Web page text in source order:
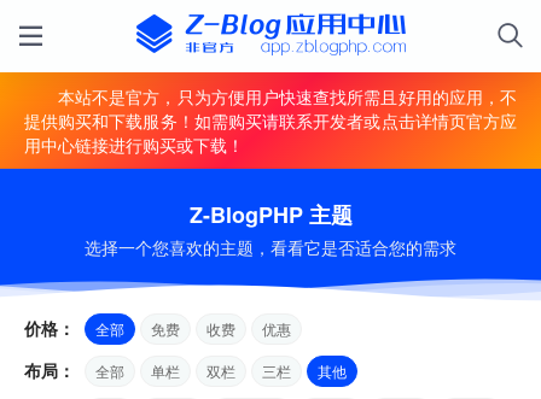
本站不是官方，只为方便用户快速查找所需且好用的应用，不
提供购买和下载服务！如需购买请联系开发者或点击详情页官方应
用中心链接进行购买或下载！
Z-BlogPHP 主题
选择一个您喜欢的主题，看看它是否适合您的需求
价格： 全部 免费 收费 优惠
布局： 全部 单栏 双栏 三栏 其他